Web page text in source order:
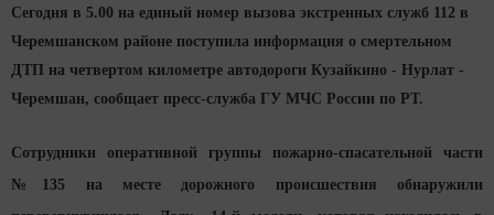
Сегодня в 5.00 на единый номер вызова экстренных служб 112 в
Черемшанском районе поступила информация о смертельном
ДТП на четвертом километре автодороги Кузайкино - Нурлат -
Черемшан, сообщает пресс-служба ГУ МЧС России по РТ.
Сотрудники оперативной группы пожарно-спасательной части
№135 на месте дорожного происшествия обнаружили